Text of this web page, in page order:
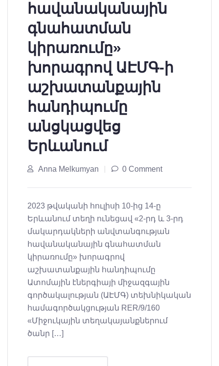
հավանականային
գնահատման
կիրառումը»
խորագրով ԱԷՄԳ-ի
աշխատանքային
հանդիպումը
անցկացվեց
Երևանում
Anna Melkumyan 0 Comment
2023 թվականի հուլիսի 10-ից 14-ը
Երևանում տեղի ունեցավ «2-րդ և 3-րդ
մակարդակների անվտանգության
հավանականային գնահատման
կիրառումը» խորագրով
աշխատանքային հանդիպումը
Ատոմային էներգիայի միջազգային
գործակալության (ԱԷՄԳ) տեխնիկական
համագործակցության RER/9/160
«Միջուկային տեղակայանքներում
ծանր […]